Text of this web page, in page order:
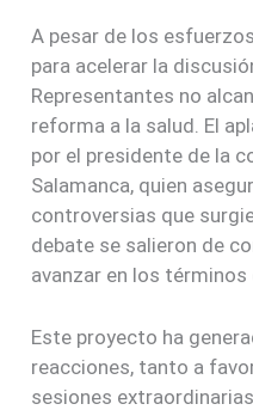
A pesar de los
para acelerar la
Representantes no
reforma a la salud. El
por el presidente de la
Salamanca, quien
controversias que
debate se salieron de
avanzar en los términos
Este proyecto ha
reacciones, tanto a
sesiones